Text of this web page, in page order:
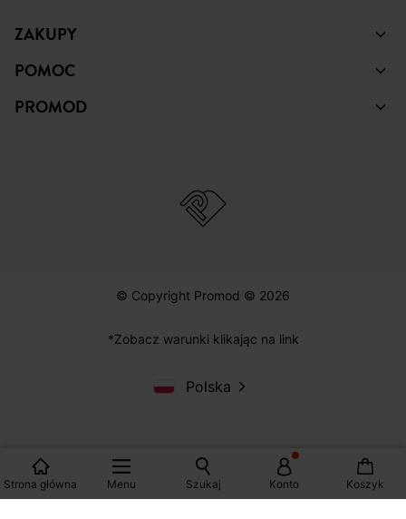
Strona główna Menu Szukaj Konto Koszyk
ZAKUPY
POMOC
PROMOD
© Copyright Promod © 2026
*Zobacz warunki klikając na link
Polska